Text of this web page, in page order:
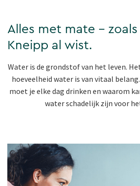
Alles met mate - zoals
Kneipp al wist.
Water is de grondstof van het leven.
hoeveelheid water is van vitaal
moet je elke dag drinken en waarom
water schadelijk zijn voor